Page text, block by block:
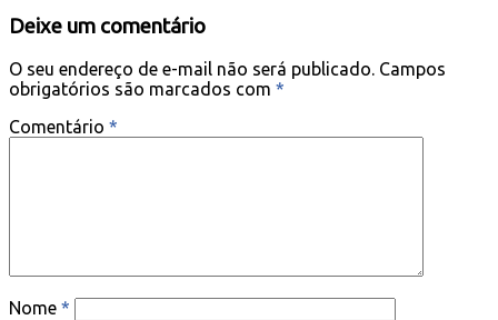
Deixe um comentário
O seu endereço de e-mail não será publicado. Campos
obrigatórios são marcados com *
Comentário *
Nome *